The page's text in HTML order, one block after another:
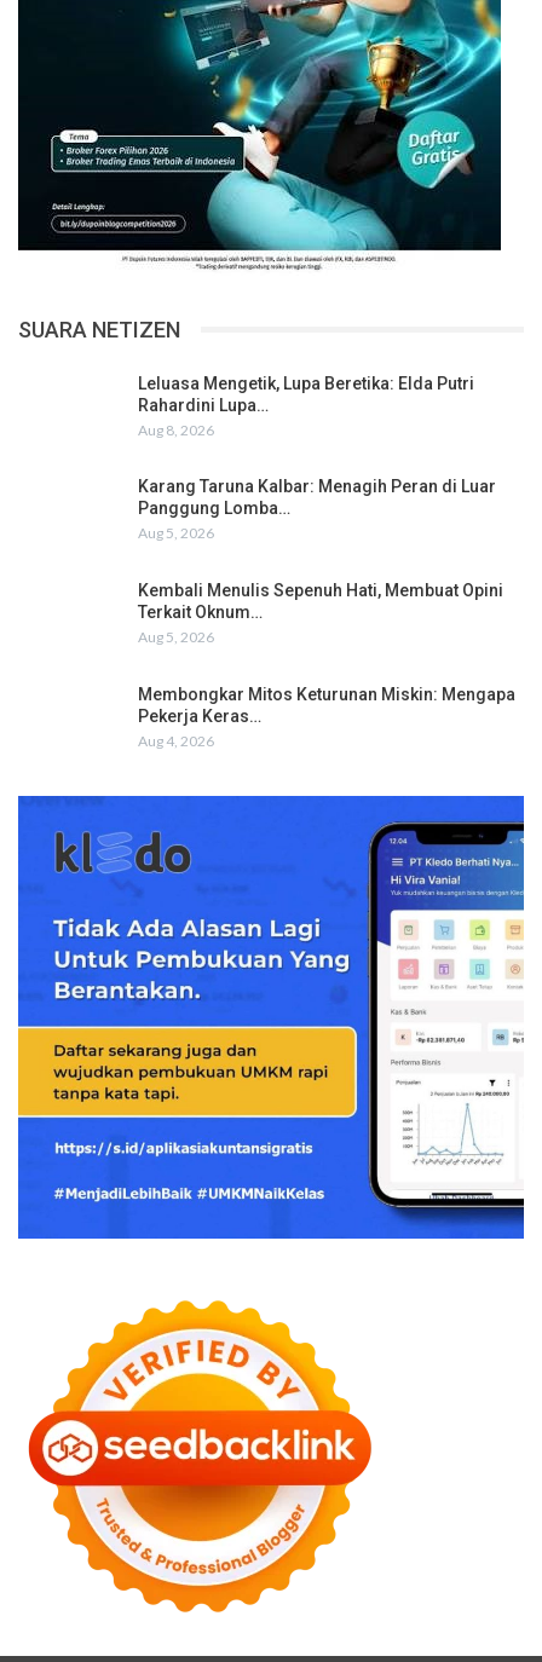
SUARA NETIZEN
Leluasa Mengetik, Lupa Beretika: Elda Putri
Rahardini Lupa…
Aug 8, 2026
Karang Taruna Kalbar: Menagih Peran di Luar
Panggung Lomba…
Aug 5, 2026
Kembali Menulis Sepenuh Hati, Membuat Opini
Terkait Oknum…
Aug 5, 2026
Membongkar Mitos Keturunan Miskin: Mengapa
Pekerja Keras…
Aug 4, 2026